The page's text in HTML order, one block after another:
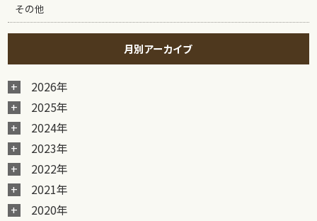
その他
月別アーカイブ
2026年
2025年
2024年
2023年
2022年
2021年
2020年